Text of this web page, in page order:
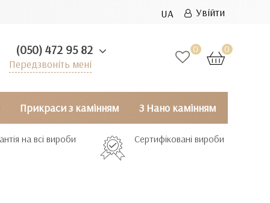
UA Увійти
0 0
(050) 472 95 82
Передзвоніть мені
Прикраси з камінням З Нано камінням
на всі вироби Сертифіковані вироби